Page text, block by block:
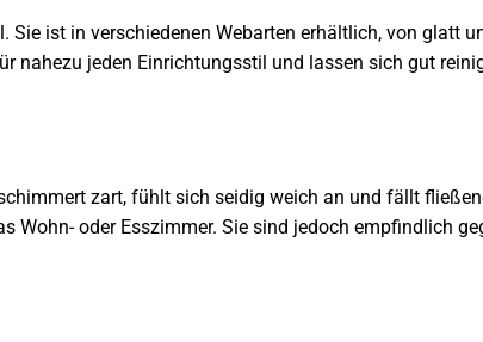
ist in verschiedenen Webarten erhältlich, von glatt
nahezu jeden Einrichtungsstil und lassen sich gut
zart, fühlt sich seidig weich an und fällt
Wohn- oder Esszimmer. Sie sind jedoch empfindlich